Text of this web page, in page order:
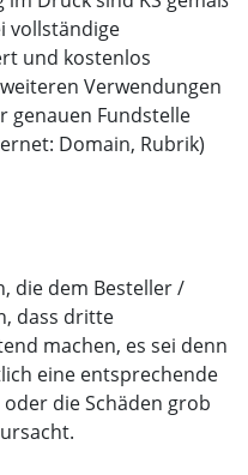
vollständige
und kostenlos
Verwendungen
genauen Fundstelle
Domain, Rubrik)
die dem Besteller /
dass dritte
machen, es sei denn
eine entsprechende
die Schäden grob